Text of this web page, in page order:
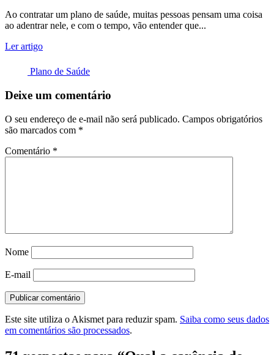
Ao contratar um plano de saúde, muitas pessoas pensam uma coisa
ao adentrar nele, e com o tempo, vão entender que...
Ler artigo
Plano de Saúde
Deixe um comentário
O seu endereço de e-mail não será publicado. Campos obrigatórios
são marcados com *
Comentário *
Nome
E-mail
Este site utiliza o Akismet para reduzir spam. Saiba como seus dados
em comentários são processados.